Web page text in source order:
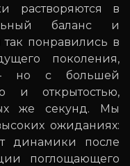
растворяются в
баланс и
так понравились в
поколения,
– но с большей
и открытостью,
же секунд. Мы
ожиданиях:
динамики после
поглощающего